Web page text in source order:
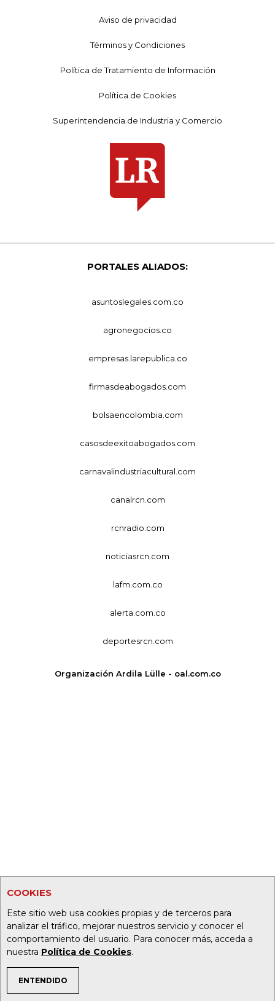
COOKIES
Este sitio web usa cookies propias y de terceros para
analizar el tráfico, mejorar nuestros servicio y conocer el
comportamiento del usuario. Para conocer más, acceda a
nuestra Política de Cookies.
ENTENDIDO
Aviso de privacidad
Términos y Condiciones
Política de Tratamiento de Información
Política de Cookies
Superintendencia de Industria y Comercio
PORTALES ALIADOS:
asuntoslegales.com.co
agronegocios.co
empresas.larepublica.co
firmasdeabogados.com
bolsaencolombia.com
casosdeexitoabogados.com
carnavalindustriacultural.com
canalrcn.com
rcnradio.com
noticiasrcn.com
lafm.com.co
alerta.com.co
deportesrcn.com
Organización Ardila Lülle - oal.com.co